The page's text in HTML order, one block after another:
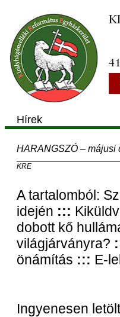
Hírek
HARANGSZÓ – májusi
KRE
A tartalomból:
idején :::
dobott kő
világjárványra?
önámítás ::: E-
Ingyenesen